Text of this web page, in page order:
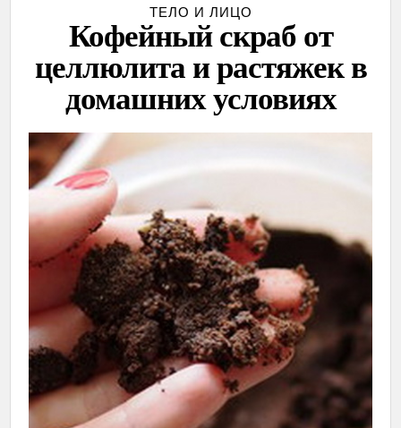
ТЕЛО И ЛИЦО
Кофейный скраб от
целлюлита и растяжек в
домашних условиях